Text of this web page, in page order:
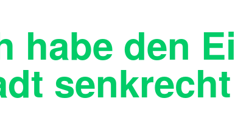
habe den